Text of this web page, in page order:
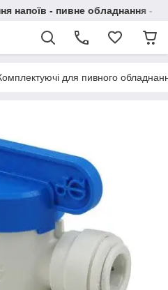
напоїв - пивне обладнання - в
для пивного